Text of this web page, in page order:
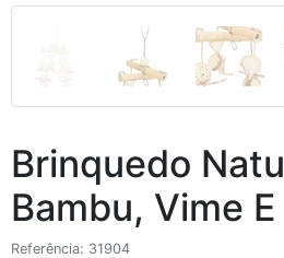
Brinquedo
Bambu, Vime
Referência: 31904